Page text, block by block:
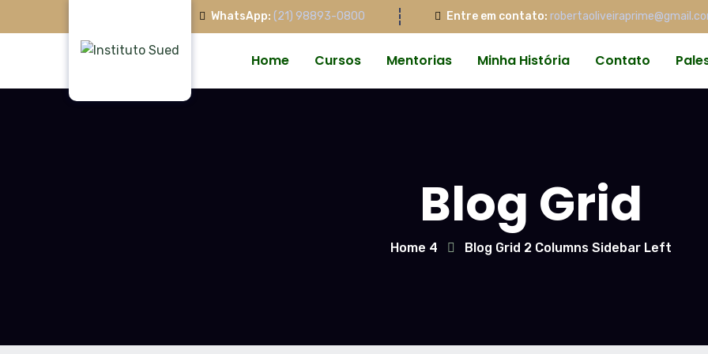
WhatsApp: (21) 98893-0800 Entre em contato:
Home Cursos Mentorias Minha História Contato
Blog Grid
Home 4 Blog Grid 2 Columns Sidebar Left